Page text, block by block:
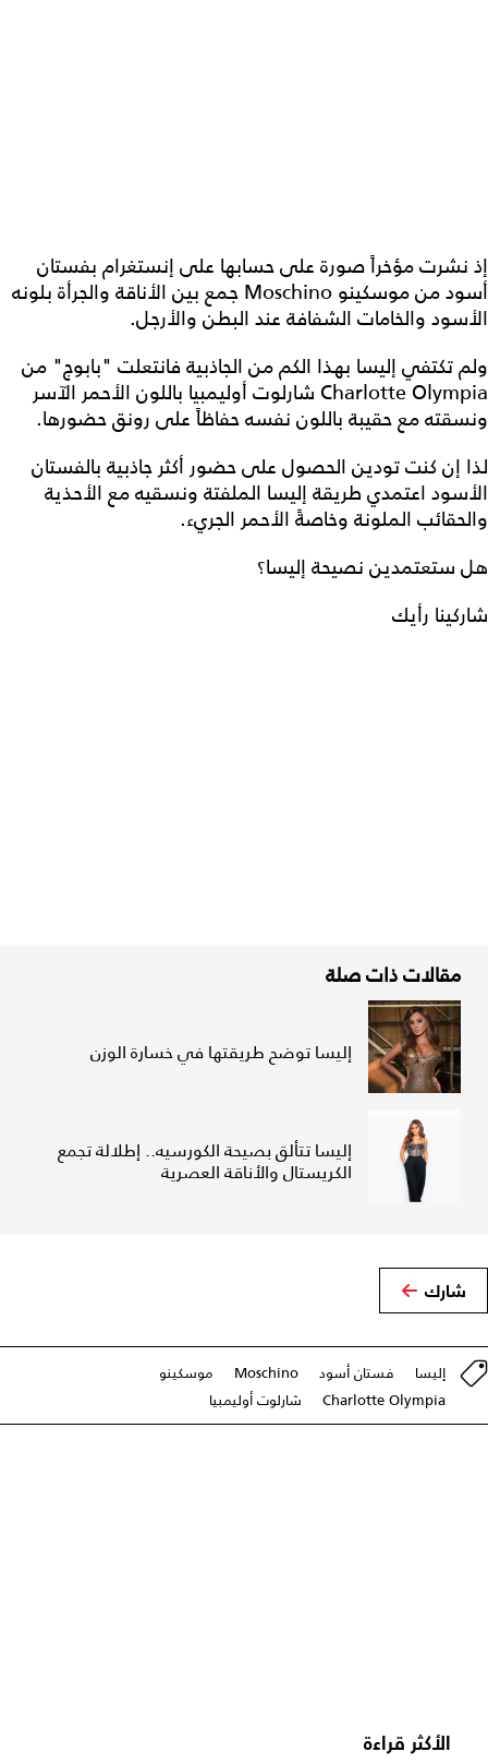
إذ نشرت مؤخراً صورة على حسابها على إنستغرام بفستان
أسود من موسكينو Moschino جمع بين الأناقة والجرأة بلونه
الأسود والخامات الشفافة عند البطن والأرجل.
ولم تكتفي إليسا بهذا الكم من الجاذبية فانتعلت "بابوج" من
Charlotte Olympia شارلوت أوليمبيا باللون الأحمر الآسر
ونسقته مع حقيبة باللون نفسه حفاظاً على رونق حضورها.
لذا إن كنت تودين الحصول على حضور أكثر جاذبية بالفستان
الأسود اعتمدي طريقة إليسا الملفتة ونسقيه مع الأحذية
والحقائب الملونة وخاصةً الأحمر الجريء.
هل ستعتمدين نصيحة إليسا؟
شاركينا رأيك
مقالات ذات صلة
إليسا توضح طريقتها في خسارة الوزن
إليسا تتألق بصيحة الكورسيه.. إطلالة تجمع
الكريستال والأناقة العصرية
شارك
إليسا فستان أسود Moschino
موسكينو
Charlotte Olympia
شارلوت أوليمبيا
الأكثر قراءة